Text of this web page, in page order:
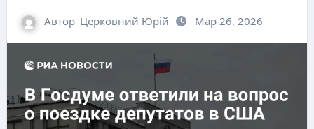
Автор Церковний Юрій Мар 26, 2026